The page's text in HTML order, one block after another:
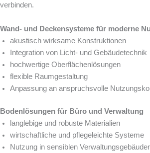
verbinden.
Wand- und Deckensysteme für moderne
akustisch wirksame Konstruktionen
Integration von Licht- und Gebäudetechnik
hochwertige Oberflächenlösungen
flexible Raumgestaltung
Anpassung an anspruchsvolle
Bodenlösungen für Büro und Verwaltung
langlebige und robuste Materialien
wirtschaftliche und pflegeleichte Systeme
Nutzung in sensiblen